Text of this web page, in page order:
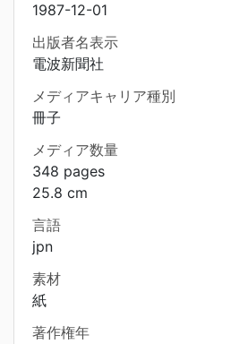
1987-12-01
出版者名表示
電波新聞社
メディアキャリア種別
冊子
メディア数量
348 pages
25.8 cm
言語
jpn
素材
紙
著作権年